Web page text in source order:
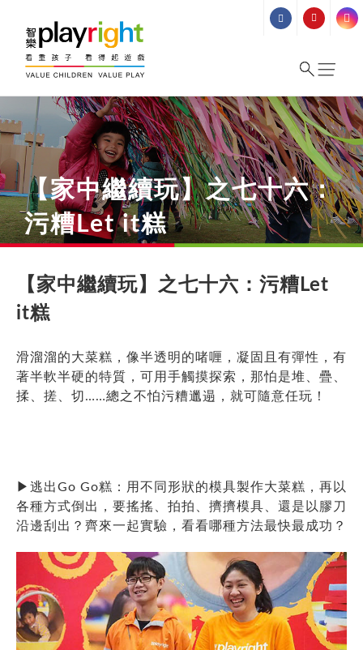
content
【家中繼續玩】之七十六：
污糟Let it糕
【家中繼續玩】之七十六：污糟Let
it糕
滑溜溜的大菜糕，像半透明的啫喱，凝固且有彈性，有
著半軟半硬的特質，可用手觸摸探索，那怕是堆、疊、
揉、搓、切……總之不怕污糟邋遢，就可隨意任玩！
▶ 逃出Go Go糕：用不同形狀的模具製作大菜糕，再以
各種方式倒出，要搖搖、拍拍、擠擠模具、還是以膠刀
沿邊刮出？齊來一起實驗，看看哪種方法最快最成功？